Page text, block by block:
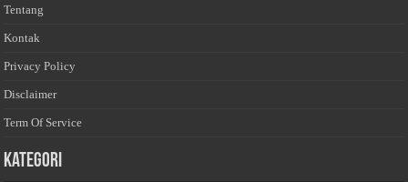
Tentang
Kontak
Privacy Policy
Disclaimer
Term Of Service
Kategori